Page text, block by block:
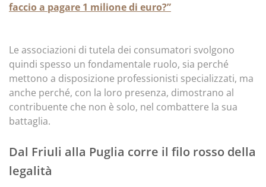
faccio a pagare 1 milione di euro?”
Le associazioni di tutela dei consumatori svolgono
quindi spesso un fondamentale ruolo, sia perché
mettono a disposizione professionisti specializzati, ma
anche perché, con la loro presenza, dimostrano al
contribuente che non è solo, nel combattere la sua
battaglia.
Dal Friuli alla Puglia corre il filo rosso della
legalità